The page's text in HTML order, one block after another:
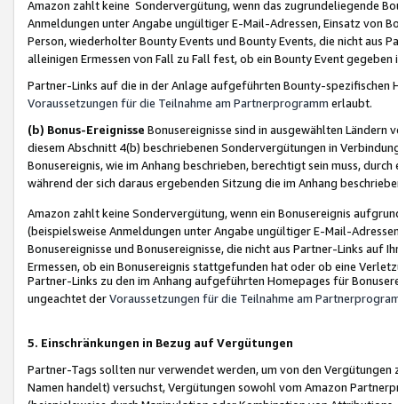
Amazon zahlt keine Sondervergütung, wenn das zugrundeliegende
Anmeldungen unter Angabe ungültiger E-Mail-Adressen, Einsatz von
Person, wiederholter Bounty Events und Bounty Events, die nicht
alleinigen Ermessen von Fall zu Fall fest, ob ein Bounty Event
Partner-Links auf die in der Anlage aufgeführten Bounty-spezifischen
Voraussetzungen für die Teilnahme am Partnerprogramm erlaubt.
(b) Bonus-Ereignisse Bonusereignisse sind in ausgewählten Ländern
diesem Abschnitt 4(b) beschriebenen Sondervergütungen in
Bonusereignis, wie im Anhang beschrieben, berechtigt sein muss,
während der sich daraus ergebenden Sitzung die im Anhang
Amazon zahlt keine Sondervergütung, wenn ein Bonusereignis
(beispielsweise Anmeldungen unter Angabe ungültiger E-Mail-
Bonusereignisse und Bonusereignisse, die nicht aus Partner-Links auf
Ermessen, ob ein Bonusereignis stattgefunden hat oder ob eine
Partner-Links zu den im Anhang aufgeführten Homepages für
ungeachtet derVoraussetzungen für die Teilnahme am
5. Einschränkungen in Bezug auf Vergütungen
Partner-Tags sollten nur verwendet werden, um von den
Namen handelt) versuchst, Vergütungen sowohl vom Amazon